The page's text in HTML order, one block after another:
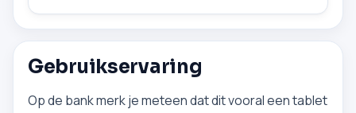
Gebruikservaring
Op de bank merk je meteen dat dit vooral een tablet